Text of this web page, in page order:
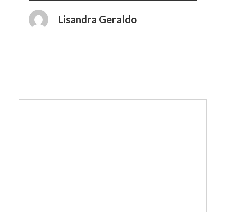
Lisandra Geraldo